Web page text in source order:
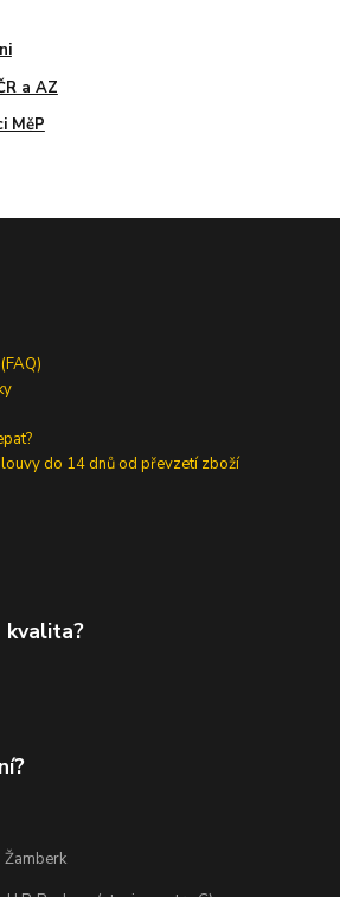
a AZ
MěP
do 14 dnů od převzetí zboží
kvalita?